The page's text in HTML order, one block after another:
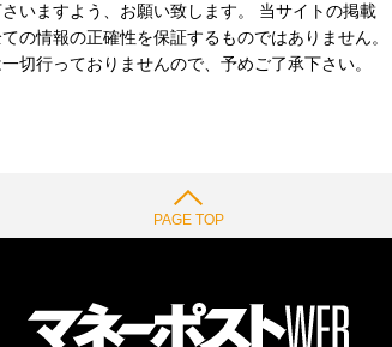
いますよう、お願い致します。 当サイトの掲載
の情報の正確性を保証するものではありません。
切行っておりませんので、予めご了承下さい。
PAGE TOP